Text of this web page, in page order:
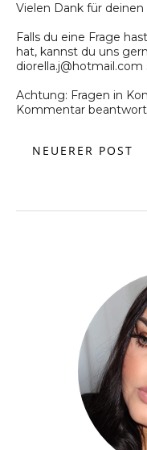
Vielen Dank für
Falls du eine Frage
hat, kannst du uns
diorella.j@hotmail.com
Achtung: Fragen in
Kommentar
NEUERER POST